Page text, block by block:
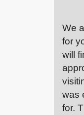
We
for
will
was
for.